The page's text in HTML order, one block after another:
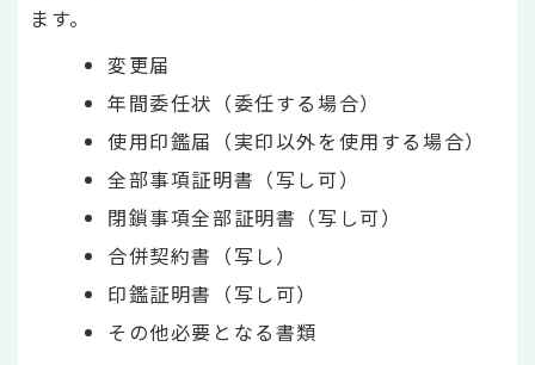
ます。
変更届
年間委任状（委任する場合）
使用印鑑届（実印以外を使用する場合）
全部事項証明書（写し可）
閉鎖事項全部証明書（写し可）
合併契約書（写し）
印鑑証明書（写し可）
その他必要となる書類